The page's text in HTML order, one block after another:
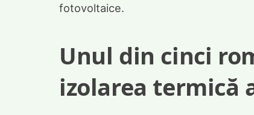
fotovoltaice.
Unul din cinci
izolarea termică